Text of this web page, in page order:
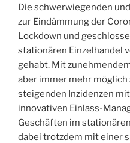
Die schwerwiegenden
zur Eindämmung der
Lockdown und
stationären Einzelhandel
gehabt. Mit
aber immer mehr möglich
steigenden Inzidenzen
innovativen Einlass-
Geschäften im
dabei trotzdem mit einer